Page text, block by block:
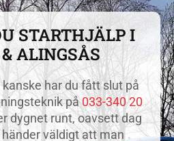
STARTHJÄLP I
ALINGSÅS
har du fått slut på
på033-340 20
dygnet runt, oavsett dag
väldigt att man